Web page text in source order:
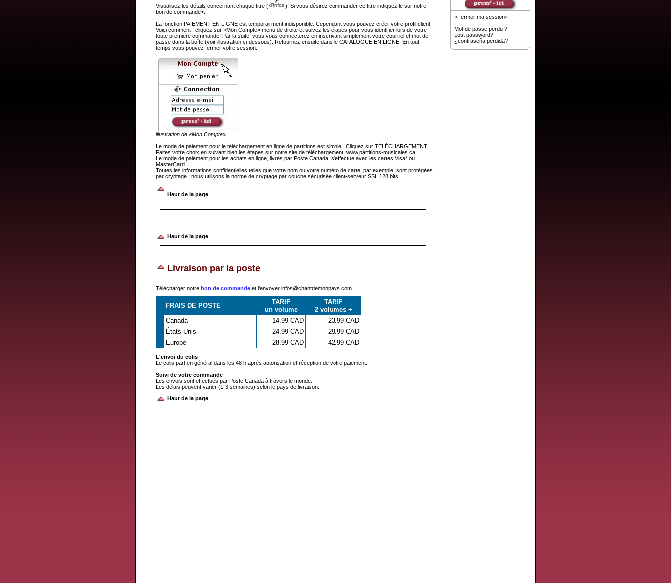
Visualisez les détails concernant chaque titre (
). Si vous désirez commander ce titre indiquez le sur notre
bon de commande>.
La fonction PAIEMENT EN LIGNE est temporairment indisponible. Cependant vous pouvez créer votre profil client.
Voici comment : cliquez sur «Mon Compte» menu de droite et suivez les étapes pour vous identifier lors de votre
toute première commande. Par la suite, vous vous connecterez en inscrivant simplement votre courriel et mot de
passe dans la boîte (voir illustration ci-dessous). Retournez ensuite dans le CATALOGUE EN LIGNE. En tout
temps vous pouvez fermer votre session.
illustration de «Mon Compte»
Le mode de paiement pour le téléchargement en ligne de partitions est simple . Cliquez sur TÉLÉCHARGEMENT
Faites votre choix en suivant bien les étapes sur notre site de téléchargement: www.partitions-musicales.ca
Le mode de paiement pour les achats en ligne, livrés par Poste Canada, s'effectue avec les cartes Visa* ou
MasterCard.
Toutes les informations confidentielles telles que votre nom ou votre numéro de carte, par exemple, sont protégées
par cryptage : nous utilisons la norme de cryptage par couche sécurisée client-serveur SSL 128 bits.
Haut de la page
Haut de la page
Livraison par la poste
Télécharger notre bon de commande et l'envoyer infos@chantdemonpays.com
FRAIS DE POSTE
TARIF
un volume
TARIF
2 volumes +
Canada
14.99 CAD
23.99 CAD
États-Unis
24.99 CAD
29.99 CAD
Europe
28.99 CAD 42.99 CAD
L'envoi du colis
Le colis part en général dans les 48 h après autorisation et réception de votre paiement.
Suivi de votre commande
Les envois sont effectués par Poste Canada à travers le monde.
Les délais peuvent varier (1-3 semaines) selon le pays de livraison.
Haut de la page
«Fermer ma session»
Mot de passe perdu ?
Lost password?
¿contraseña perdida?